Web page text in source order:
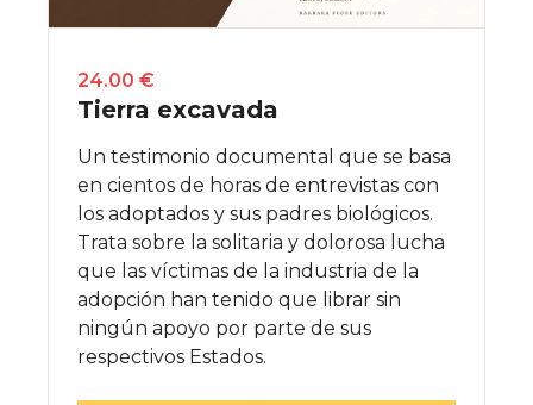
24.00 €
Tierra excavada
Un testimonio documental que se basa
en cientos de horas de entrevistas con
los adoptados y sus padres biológicos.
Trata sobre la solitaria y dolorosa lucha
que las víctimas de la industria de la
adopción han tenido que librar sin
ningún apoyo por parte de sus
respectivos Estados.